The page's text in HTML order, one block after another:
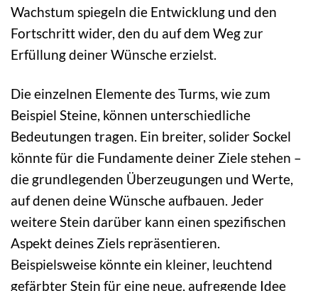
Wachstum spiegeln die Entwicklung und den
Fortschritt wider, den du auf dem Weg zur
Erfüllung deiner Wünsche erzielst.
Die einzelnen Elemente des Turms, wie zum
Beispiel Steine, können unterschiedliche
Bedeutungen tragen. Ein breiter, solider Sockel
könnte für die Fundamente deiner Ziele stehen –
die grundlegenden Überzeugungen und Werte,
auf denen deine Wünsche aufbauen. Jeder
weitere Stein darüber kann einen spezifischen
Aspekt deines Ziels repräsentieren.
Beispielsweise könnte ein kleiner, leuchtend
gefärbter Stein für eine neue, aufregende Idee